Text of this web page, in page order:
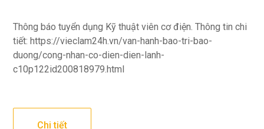
Thông báo tuyển dụng Kỹ thuật viên cơ điện. Thông tin chi
tiết: https://vieclam24h.vn/van-hanh-bao-tri-bao-
duong/cong-nhan-co-dien-dien-lanh-
c10p122id200818979.html
Chi tiết